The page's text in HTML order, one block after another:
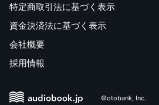
特定商取引法に基づく表示
資金決済法に基づく表示
会社概要
採用情報
©otobank, Inc.